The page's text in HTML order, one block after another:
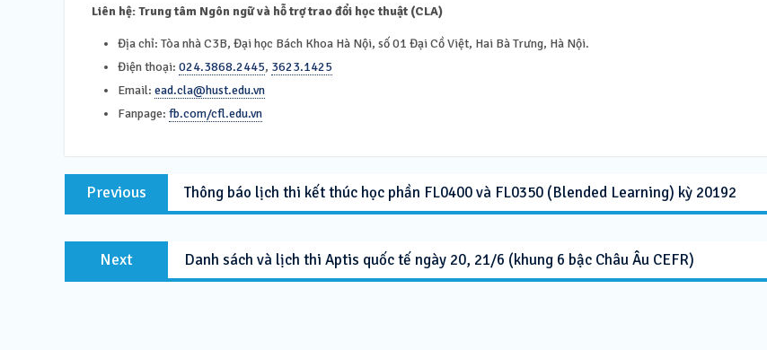
Liên hệ: Trung tâm Ngôn ngữ và hỗ trợ trao đổi học thuật (CLA)
Địa chỉ: Tòa nhà C3B, Đại học Bách Khoa Hà Nội, số 01 Đại Cồ Việt, Hai Bà Trưng, Hà Nội.
Điện thoại: 024.3868.2445, 3623.1425
Email: ead.cla@hust.edu.vn
Fanpage: fb.com/cfl.edu.vn
Post
navigation
Previous
Previous
post:
Thông báo lịch thi kết thúc học phần FL0400 và FL0350 (Blended Learning) kỳ 20192
Next
Next
post:
Danh sách và lịch thi Aptis quốc tế ngày 20, 21/6 (khung 6 bậc Châu Âu CEFR)